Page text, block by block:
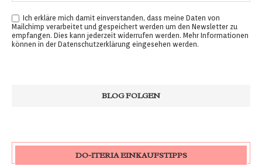
Ich erkläre mich damit einverstanden, dass meine Daten von
Mailchimp verarbeitet und gespeichert werden um den Newsletter zu
empfangen. Dies kann jederzeit widerrufen werden. Mehr Informationen
können in der Datenschutzerklärung eingesehen werden.
DO-ITERIA EINKAUFSTIPPS